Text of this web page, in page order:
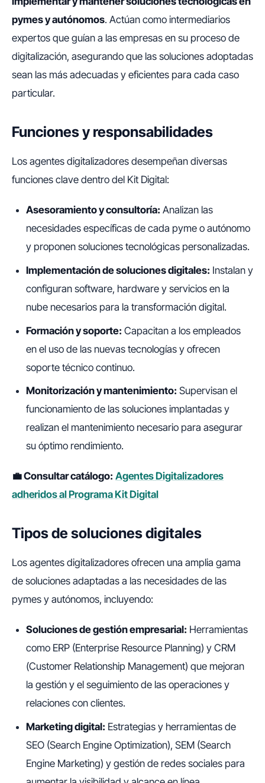
pymes y autónomos. Actúan como intermediarios
expertos que guían a las empresas en su proceso de
digitalización, asegurando que las soluciones adoptadas
sean las más adecuadas y eficientes para cada caso
particular.
Funciones y responsabilidades
Los agentes digitalizadores desempeñan diversas
funciones clave dentro del Kit Digital:
Asesoramiento y consultoría: Analizan las
necesidades específicas de cada pyme o autónomo
y proponen soluciones tecnológicas personalizadas.
Implementación de soluciones digitales: Instalan y
configuran software, hardware y servicios en la
nube necesarios para la transformación digital.
Formación y soporte: Capacitan a los empleados
en el uso de las nuevas tecnologías y ofrecen
soporte técnico continuo.
Monitorización y mantenimiento: Supervisan el
funcionamiento de las soluciones implantadas y
realizan el mantenimiento necesario para asegurar
su óptimo rendimiento.
💼 Consultar catálogo: Agentes Digitalizadores
adheridos al Programa Kit Digital
Tipos de soluciones digitales
Los agentes digitalizadores ofrecen una amplia gama
de soluciones adaptadas a las necesidades de las
pymes y autónomos, incluyendo:
Soluciones de gestión empresarial: Herramientas
como ERP (Enterprise Resource Planning) y CRM
(Customer Relationship Management) que mejoran
la gestión y el seguimiento de las operaciones y
relaciones con clientes.
Marketing digital: Estrategias y herramientas de
SEO (Search Engine Optimization), SEM (Search
Engine Marketing) y gestión de redes sociales para